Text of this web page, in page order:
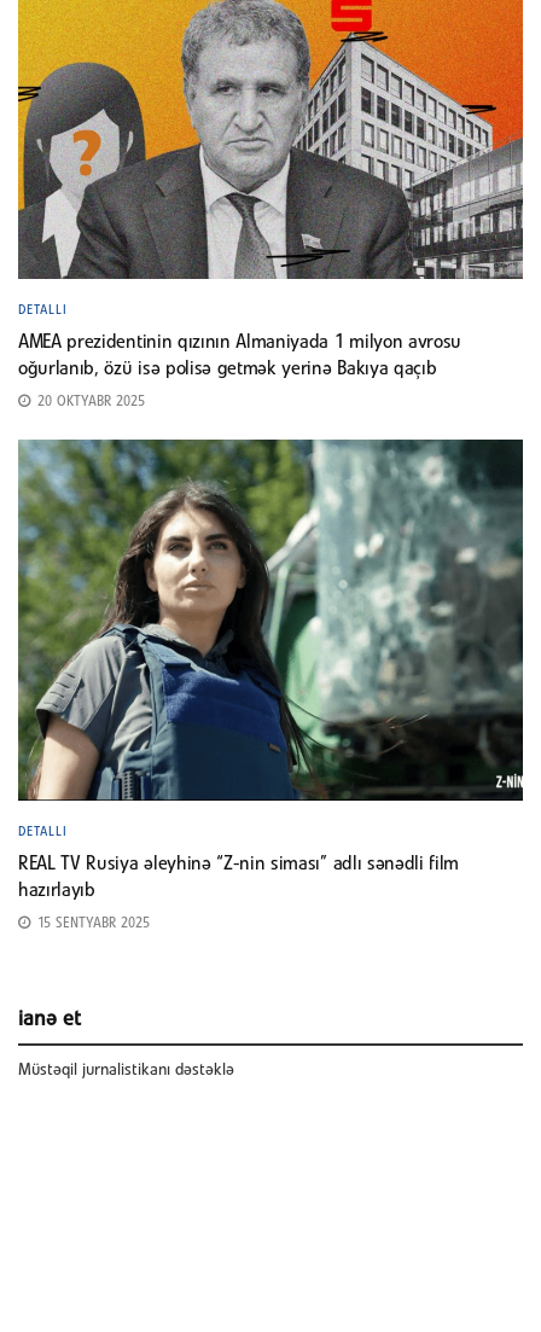
DETALLI
AMEA prezidentinin qızının Almaniyada 1 milyon avrosu
oğurlanıb, özü isə polisə getmək yerinə Bakıya qaçıb
20 OKTYABR 2025
DETALLI
REAL TV Rusiya əleyhinə “Z-nin siması” adlı sənədli film
hazırlayıb
15 SENTYABR 2025
ianə et
Müstəqil jurnalistikanı dəstəklə